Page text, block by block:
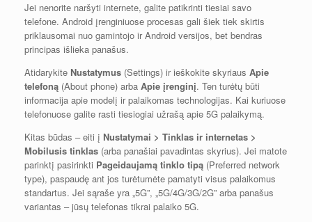
Jei nenorite naršyti internete, galite patikrinti tiesiai savo
telefone. Android įrenginiuose procesas gali šiek tiek skirtis
priklausomai nuo gamintojo ir Android versijos, bet bendras
principas išlieka panašus.
Atidarykite Nustatymus (Settings) ir ieškokite skyriaus Apie
telefoną (About phone) arba Apie įrenginį. Ten turėtų būti
informacija apie modelį ir palaikomas technologijas. Kai kuriuose
telefonuose galite rasti tiesiogiai užrašą apie 5G palaikymą.
Kitas būdas – eiti į Nustatymai > Tinklas ir internetas >
Mobilusis tinklas (arba panašiai pavadintas skyrius). Jei matote
parinktį pasirinkti Pageidaujamą tinklo tipą (Preferred network
type), paspaudę ant jos turėtumėte pamatyti visus palaikomus
standartus. Jei sąraše yra „5G”, „5G/4G/3G/2G” arba panašus
variantas – jūsų telefonas tikrai palaiko 5G.